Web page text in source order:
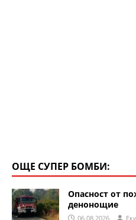
ОЩЕ СУПЕР БОМБИ:
Опасност от
денонощие
06.08.2026